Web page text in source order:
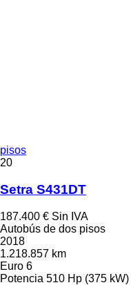
pisos
20
Setra S431DT
187.400 € Sin IVA
Autobús de dos pisos
2018
1.218.857 km
Euro 6
Potencia 510 Hp (375 kW)